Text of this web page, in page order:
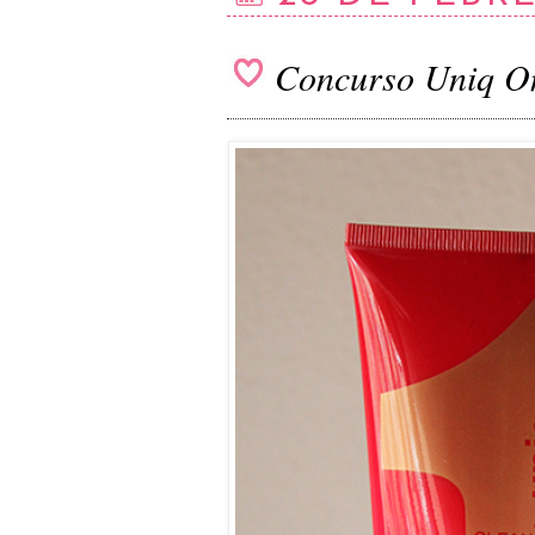
Concurso Uniq